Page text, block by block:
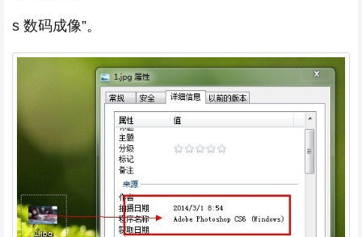
s 数码成像”。